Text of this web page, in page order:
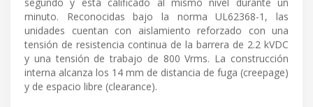
segundo y está calificado al mismo nivel durante un
minuto. Reconocidas bajo la norma UL62368-1, las
unidades cuentan con aislamiento reforzado con una
tensión de resistencia continua de la barrera de 2.2 kVDC
y una tensión de trabajo de 800 Vrms. La construcción
interna alcanza los 14 mm de distancia de fuga (creepage)
y de espacio libre (clearance).